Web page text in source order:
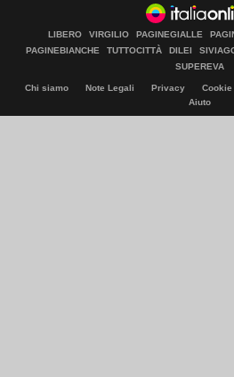
LIBERO VIRGILIO PAGINEGIALLE
PAGINEBIANCHE
TUTTOCITTÀ DILEI
SUPEREVA
Chi siamo Note Legali Privacy
Aiuto